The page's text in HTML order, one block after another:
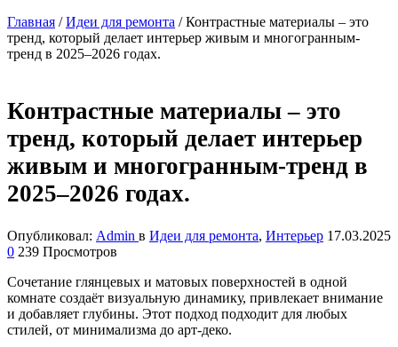
Главная / Идеи для ремонта / Контрастные материалы – это
тренд, который делает интерьер живым и многогранным-
тренд в 2025–2026 годах.
Контрастные материалы – это
тренд, который делает интерьер
живым и многогранным-тренд в
2025–2026 годах.
Опубликовал: Admin в Идеи для ремонта, Интерьер 17.03.2025
0 239 Просмотров
Сочетание глянцевых и матовых поверхностей в одной
комнате создаёт визуальную динамику, привлекает внимание
и добавляет глубины. Этот подход подходит для любых
стилей, от минимализма до арт-деко.